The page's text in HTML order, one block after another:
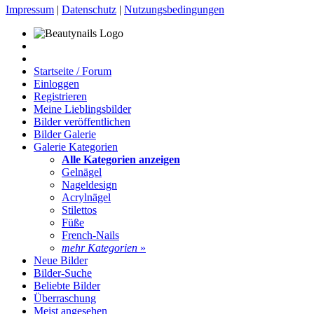
Impressum | Datenschutz | Nutzungsbedingungen
Startseite / Forum
Einloggen
Registrieren
Meine Lieblingsbilder
Bilder veröffentlichen
Bilder Galerie
Galerie Kategorien
Alle Kategorien anzeigen
Gelnägel
Nageldesign
Acrylnägel
Stilettos
Füße
French-Nails
mehr Kategorien »
Neue Bilder
Bilder-Suche
Beliebte Bilder
Überraschung
Meist angesehen